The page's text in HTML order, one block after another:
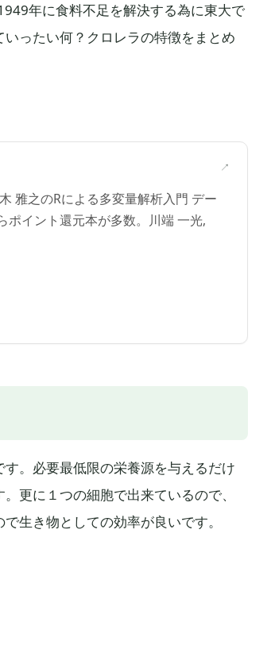
年に食料不足を解決する為に東大で
ったい何？クロレラの特徴をまとめ
雅之のRによる多変量解析入門 デー
ポイント還元本が多数。川端 一光,
。必要最低限の栄養源を与えるだけ
更に１つの細胞で出来ているので、
生き物としての効率が良いです。